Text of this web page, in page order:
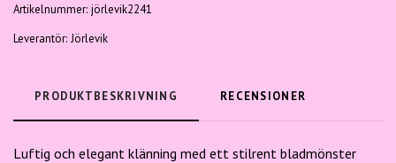
Artikelnummer: jörlevik2241
Leverantör: Jörlevik
PRODUKTBESKRIVNING RECENSIONER
Luftig och elegant klänning med ett stilrent bladmönster